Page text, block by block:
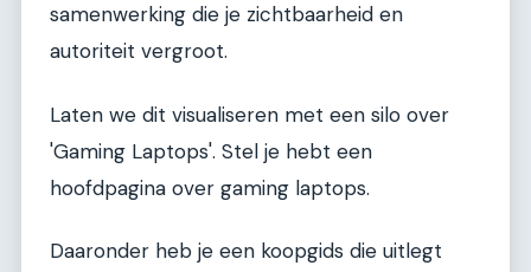
samenwerking die je zichtbaarheid en
autoriteit vergroot.
Laten we dit visualiseren met een silo over
'Gaming Laptops'. Stel je hebt een
hoofdpagina over gaming laptops.
Daaronder heb je een koopgids die uitlegt